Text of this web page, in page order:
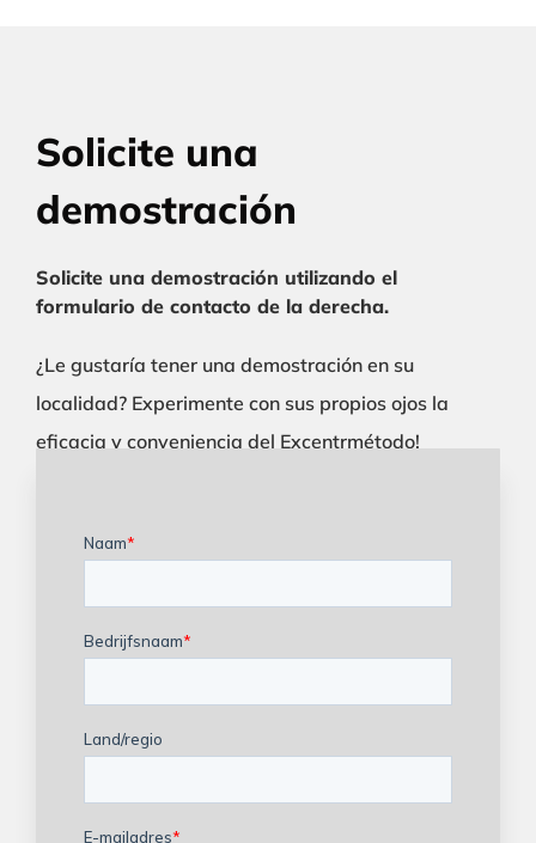
Solicite una
demostración
Solicite una demostración utilizando el
formulario de contacto de la derecha.
¿Le gustaría tener una demostración en su
localidad? Experimente con sus propios ojos la
eficacia y conveniencia del Excentrmétodo!